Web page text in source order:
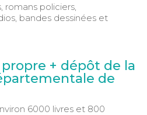
romans policiers,
bandes dessinées et
+ dépôt de la
de
6000 livres et 800